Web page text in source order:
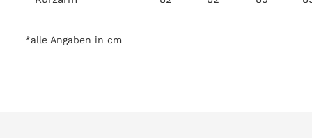
*alle Angaben in cm